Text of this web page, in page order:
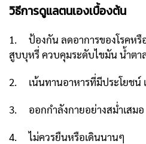
วิธีการดูแลตนเองเบื้องต้น
1. ป้องกัน ลดอาการของโรคหรื
สูบบุหรี่ ควบคุมระดับไขมัน น้ำตา
2. เน้นทานอาหารที่มีประโยชน์
3. ออกกำลังกายอย่างสม่ำเสมอ
4. ไม่ควรยืนหรือเดินนานๆ